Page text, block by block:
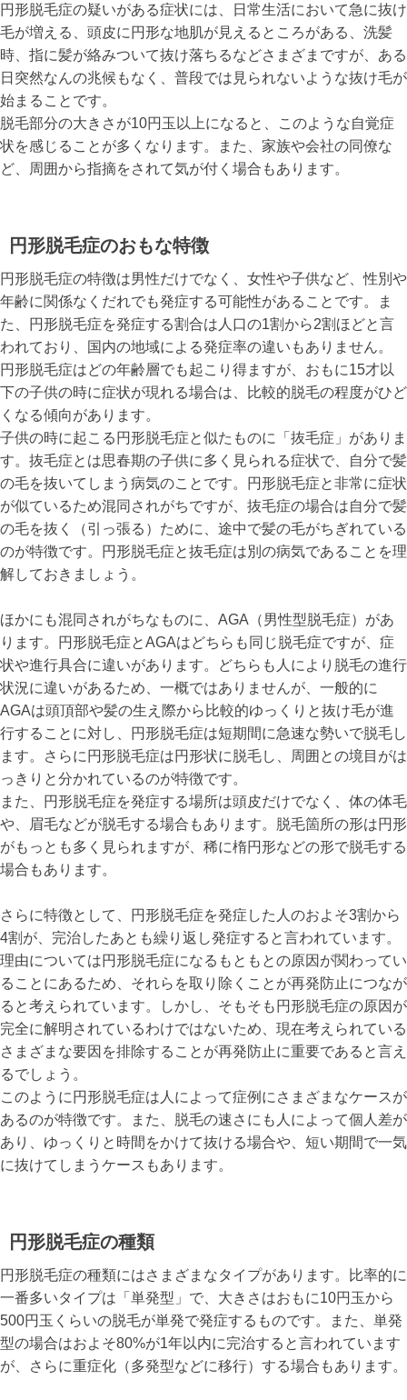
円形脱毛症の疑いがある症状には、日常生活において急に抜け
毛が増える、頭皮に円形な地肌が見えるところがある、洗髪
時、指に髪が絡みついて抜け落ちるなどさまざまですが、ある
日突然なんの兆候もなく、普段では見られないような抜け毛が
始まることです。
脱毛部分の大きさが10円玉以上になると、このような自覚症
状を感じることが多くなります。また、家族や会社の同僚な
ど、周囲から指摘をされて気が付く場合もあります。
円形脱毛症のおもな特徴
円形脱毛症の特徴は男性だけでなく、女性や子供など、性別や
年齢に関係なくだれでも発症する可能性があることです。ま
た、円形脱毛症を発症する割合は人口の1割から2割ほどと言
われており、国内の地域による発症率の違いもありません。
円形脱毛症はどの年齢層でも起こり得ますが、おもに15才以
下の子供の時に症状が現れる場合は、比較的脱毛の程度がひど
くなる傾向があります。
子供の時に起こる円形脱毛症と似たものに「抜毛症」がありま
す。抜毛症とは思春期の子供に多く見られる症状で、自分で髪
の毛を抜いてしまう病気のことです。円形脱毛症と非常に症状
が似ているため混同されがちですが、抜毛症の場合は自分で髪
の毛を抜く（引っ張る）ために、途中で髪の毛がちぎれている
のが特徴です。円形脱毛症と抜毛症は別の病気であることを理
解しておきましょう。
ほかにも混同されがちなものに、AGA（男性型脱毛症）があ
ります。円形脱毛症とAGAはどちらも同じ脱毛症ですが、症
状や進行具合に違いがあります。どちらも人により脱毛の進行
状況に違いがあるため、一概ではありませんが、一般的に
AGAは頭頂部や髪の生え際から比較的ゆっくりと抜け毛が進
行することに対し、円形脱毛症は短期間に急速な勢いで脱毛し
ます。さらに円形脱毛症は円形状に脱毛し、周囲との境目がは
っきりと分かれているのが特徴です。
また、円形脱毛症を発症する場所は頭皮だけでなく、体の体毛
や、眉毛などが脱毛する場合もあります。脱毛箇所の形は円形
がもっとも多く見られますが、稀に楕円形などの形で脱毛する
場合もあります。
さらに特徴として、円形脱毛症を発症した人のおよそ3割から
4割が、完治したあとも繰り返し発症すると言われています。
理由については円形脱毛症になるもともとの原因が関わってい
ることにあるため、それらを取り除くことが再発防止につなが
ると考えられています。しかし、そもそも円形脱毛症の原因が
完全に解明されているわけではないため、現在考えられている
さまざまな要因を排除することが再発防止に重要であると言え
るでしょう。
このように円形脱毛症は人によって症例にさまざまなケースが
あるのが特徴です。また、脱毛の速さにも人によって個人差が
あり、ゆっくりと時間をかけて抜ける場合や、短い期間で一気
に抜けてしまうケースもあります。
円形脱毛症の種類
円形脱毛症の種類にはさまざまなタイプがあります。比率的に
一番多いタイプは「単発型」で、大きさはおもに10円玉から
500円玉くらいの脱毛が単発で発症するものです。また、単発
型の場合はおよそ80%が1年以内に完治すると言われています
が、さらに重症化（多発型などに移行）する場合もあります。